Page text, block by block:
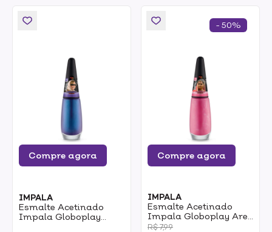
Compre agora
IMPALA
Esmalte Acetinado
Impala Globoplay
Compre agora
IMPALA
Esmalte Acetinado
Impala Globoplay Are
Baba 7,5ml
R$ 7,99
- 50%